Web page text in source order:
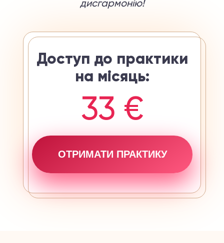
Доступ до практики
на місяць:
дисгармонію!
ОТРИМАТИ ПРАКТИКУ
33 €